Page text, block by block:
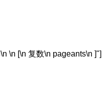
\n [\n 复数\n pageants\n ]"]